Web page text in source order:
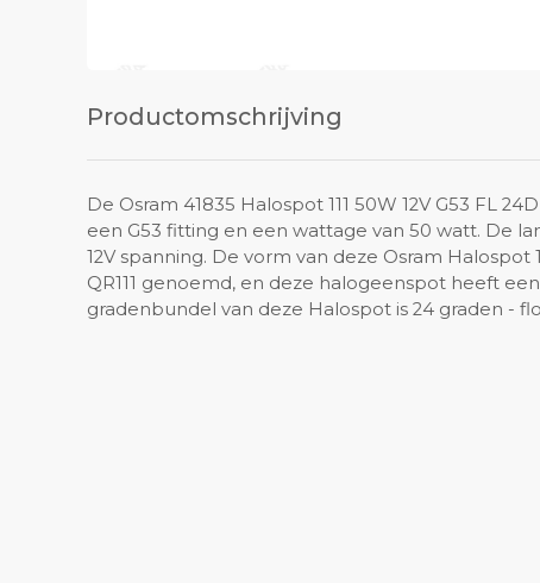
Productomschrijving
De Osram 41835 Halospot 111 50W 12V G53 FL
een G53 fitting en een wattage van 50 watt. De
12V spanning. De vorm van deze Osram Halospot
QR111 genoemd, en deze halogeenspot heeft
gradenbundel van deze Halospot is 24 graden -